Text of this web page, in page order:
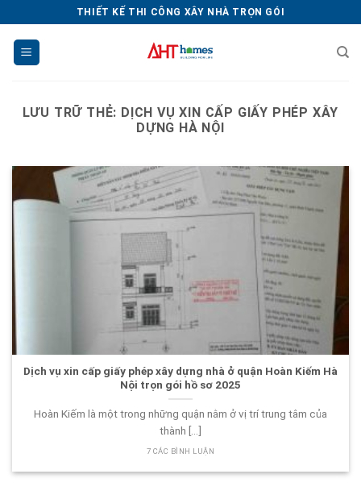
dung
THIẾT KẾ THI CÔNG XÂY NHÀ TRỌN GÓI
LƯU TRỮ THẺ: DỊCH VỤ XIN CẤP GIẤY PHÉP XÂY
DỰNG HÀ NỘI
Dịch vụ xin cấp giấy phép xây dựng nhà ở quận Hoàn Kiếm Hà
Nội trọn gói hồ sơ 2025
Hoàn Kiếm là một trong những quận nằm ở vị trí trung tâm của
thành [...]
7 CÁC BÌNH LUẬN